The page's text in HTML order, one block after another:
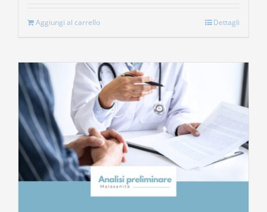
Aggiungi al carrello Dettagli